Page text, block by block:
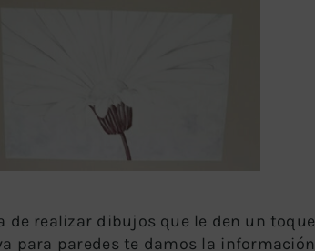
de realizar dibujos que le den un toque
para paredes te damos la información